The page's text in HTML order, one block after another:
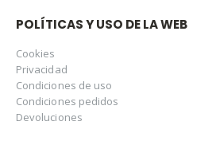
POLÍTICAS Y USO DE LA WEB
Cookies
Privacidad
Condiciones de uso
Condiciones pedidos
Devoluciones